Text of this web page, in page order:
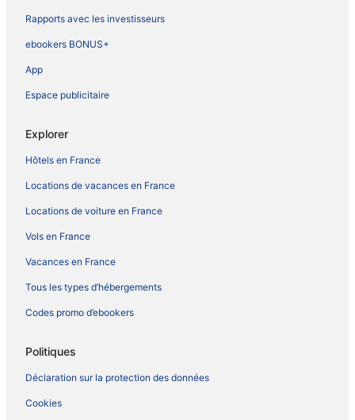
Rapports avec les investisseurs
ebookers BONUS+
App
Espace publicitaire
Explorer
Hôtels en France
Locations de vacances en France
Locations de voiture en France
Vols en France
Vacances en France
Tous les types d’hébergements
Codes promo d’ebookers
Politiques
Déclaration sur la protection des données
Cookies